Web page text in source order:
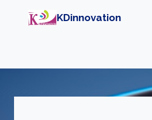
KDinnovation